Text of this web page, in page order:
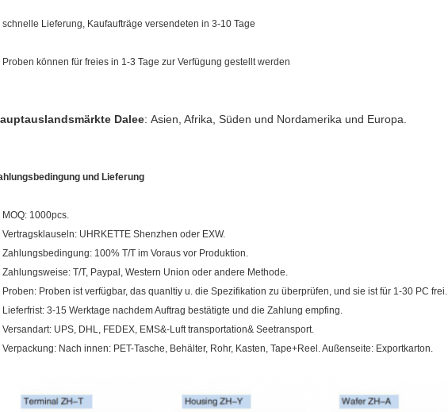
schnelle Lieferung, Kaufaufträge versendeten in 3-10 Tage
Proben können für freies in 1-3 Tage zur Verfügung gestellt werden
Dalee: Asien, Afrika, Süden und Nordamerika und Europa.
und Lieferung
MOQ: 1000pcs.
Vertragsklauseln: UHRKETTE Shenzhen oder EXW.
Zahlungsbedingung: 100% T/T im Voraus vor Produktion.
Zahlungsweise: T/T, Paypal, Western Union oder andere Methode.
Proben: Proben ist verfügbar, das quanltiy u. die Spezifikation zu überprüfen, und sie ist für 1-30 PC frei.
Lieferfrist: 3-15 Werktage nachdem Auftrag bestätigte und die Zahlung empfing.
Versandart: UPS, DHL, FEDEX, EMS&-Luft transportation& Seetransport.
Verpackung: Nach innen: PET-Tasche, Behälter, Rohr, Kasten, Tape+Reel. Außenseite: Exportkarton.